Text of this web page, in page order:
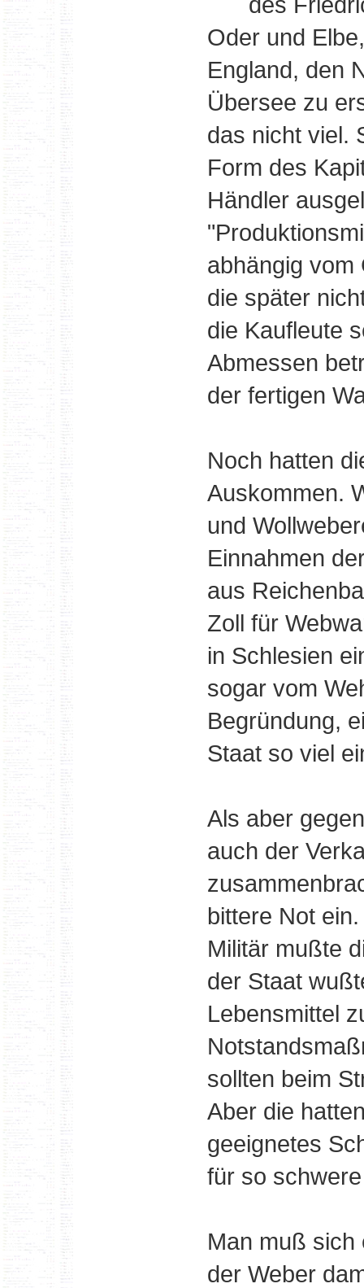
Oder und
England, den
Übersee zu
das nicht viel.
Form des
Händler
abhängig vom
die später
die Kaufleute
Abmessen
der fertigen
Noch hatten
Auskommen.
und
Einnahmen
aus
Zoll für
in Schlesien
sogar vom
Begründung,
Staat so viel
Als aber
auch der
bittere Not
Militär mußte
der Staat
Lebensmittel
sollten beim
Aber die
geeignetes
für so
Man muß sich
der Weber